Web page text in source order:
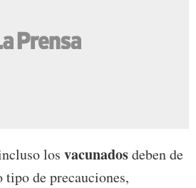
los vacunadosdeben de
de precauciones,